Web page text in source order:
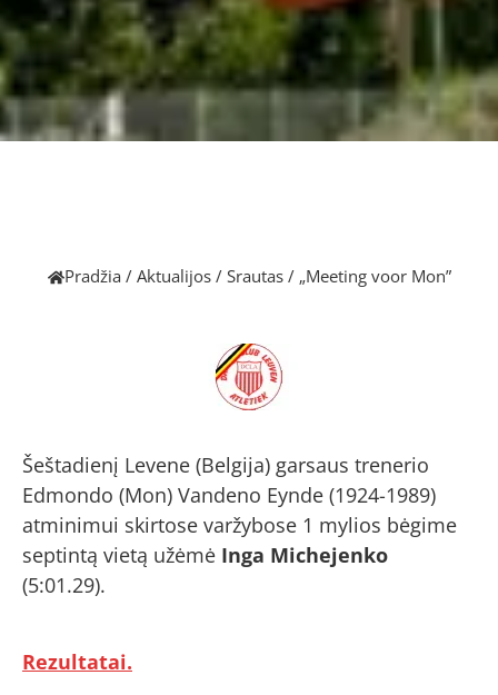
Pradžia / Aktualijos/ Srautas/ „Meeting voor Mon”
Šeštadienį Levene (Belgija) garsaus trenerio
Edmondo (Mon) Vandeno Eynde (1924-1989)
atminimui skirtose varžybose 1 mylios bėgime
septintą vietą užėmė Inga Michejenko
(5:01.29).
Rezultatai.